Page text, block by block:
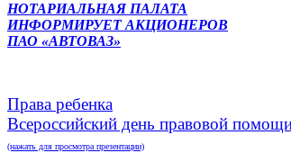
НОТАРИАЛЬНАЯ ПАЛАТА
ИНФОРМИРУЕТ АКЦИОНЕРОВ
ПАО «АВТОВАЗ»
Права ребенка
Всероссийский день правовой
(нажать для просмотра презентации)